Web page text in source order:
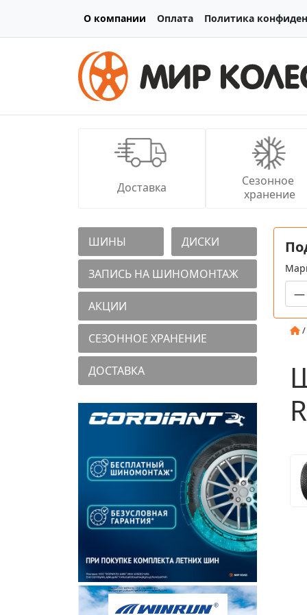
О компании Оплата Политика
Доставка
Сезонное
хранение
ШИНЫ ДИСКИ
ЗАПИСЬ НА ШИНОМОНТАЖ
АКЦИИ
СЕЗОННОЕ ХРАНЕНИЕ
ДОСТАВКА
/